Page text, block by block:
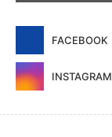
FACEBOOK
INSTAGRAM